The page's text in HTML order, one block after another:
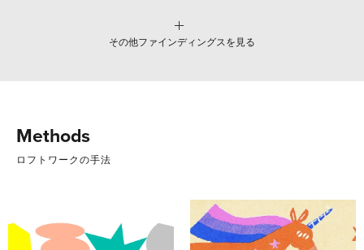
その他ファインディングスを見る
Methods
ロフトワークの手法